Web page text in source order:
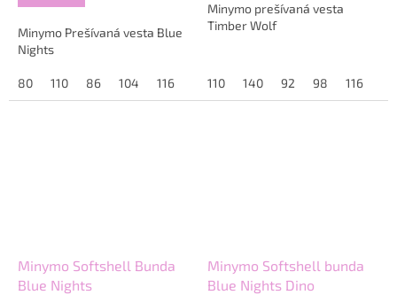
Minymo Prešívaná vesta Blue
Nights
80 110 86 104 116 128
Minymo prešívaná vesta
Timber Wolf
110 140 92 98 116
Minymo Softshell Bunda
Blue Nights
Minymo Softshell bunda
Blue Nights Dino